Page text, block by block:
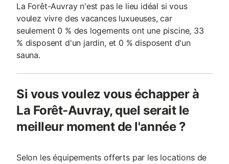
La Forêt-Auvray n'est pas le lieu idéal si vous
voulez vivre des vacances luxueuses, car
seulement 0 % des logements ont une piscine, 33
% disposent d'un jardin, et 0 % disposent d'un
sauna.
Si vous voulez vous échapper à
La Forêt-Auvray, quel serait le
meilleur moment de l'année ?
Selon les équipements offerts par les locations de